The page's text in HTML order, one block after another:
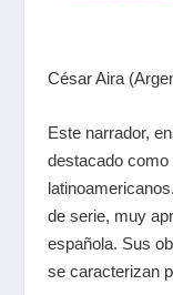
César Aira
Este narrador,
destacado como
de serie, muy
española. Sus
se caracterizan